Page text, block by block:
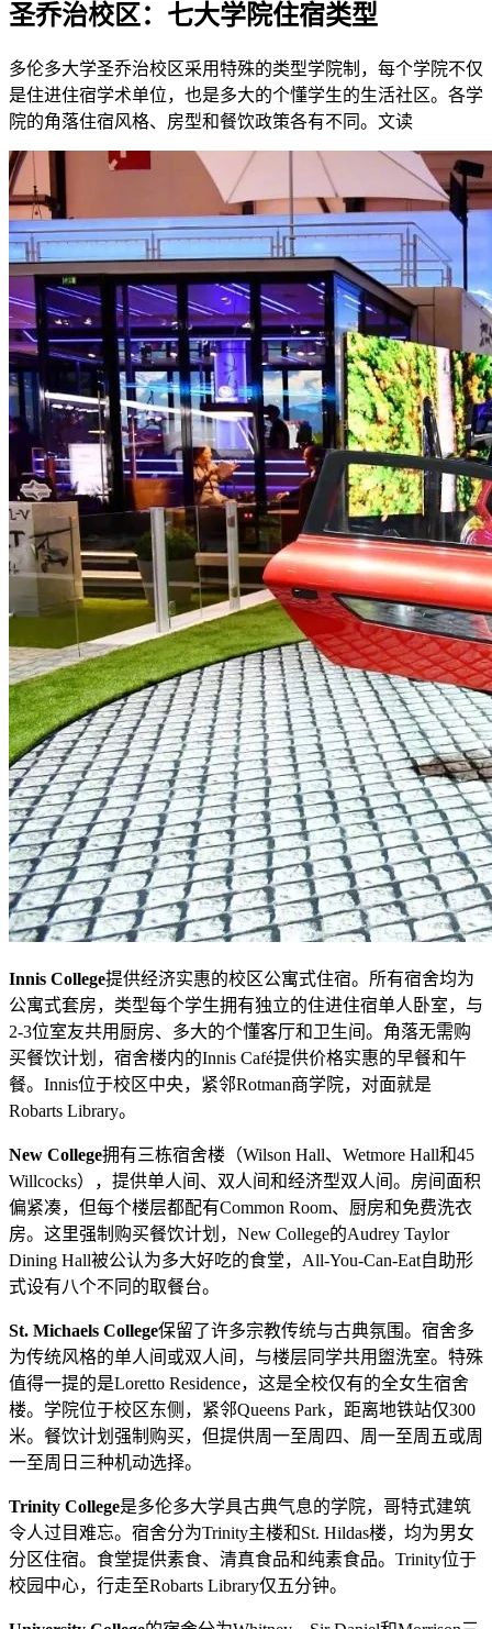
圣乔治校区：七大学院住宿类型
多伦多大学圣乔治校区采用特殊的类型学院制，每个学院不仅
是住进住宿学术单位，也是多大的个懂学生的生活社区。各学
院的角落住宿风格、房型和餐饮政策各有不同。文读
Innis College提供经济实惠的校区公寓式住宿。所有宿舍均为
公寓式套房，类型每个学生拥有独立的住进住宿单人卧室，与
2-3位室友共用厨房、多大的个懂客厅和卫生间。角落无需购
买餐饮计划，宿舍楼内的Innis Café提供价格实惠的早餐和午
餐。Innis位于校区中央，紧邻Rotman商学院，对面就是
Robarts Library。
New College拥有三栋宿舍楼（Wilson Hall、Wetmore Hall和45
Willcocks），提供单人间、双人间和经济型双人间。房间面积
偏紧凑，但每个楼层都配有Common Room、厨房和免费洗衣
房。这里强制购买餐饮计划，New College的Audrey Taylor
Dining Hall被公认为多大好吃的食堂，All-You-Can-Eat自助形
式设有八个不同的取餐台。
St. Michaels College保留了许多宗教传统与古典氛围。宿舍多
为传统风格的单人间或双人间，与楼层同学共用盥洗室。特殊
值得一提的是Loretto Residence，这是全校仅有的全女生宿舍
楼。学院位于校区东侧，紧邻Queens Park，距离地铁站仅300
米。餐饮计划强制购买，但提供周一至周四、周一至周五或周
一至周日三种机动选择。
Trinity College是多伦多大学具古典气息的学院，哥特式建筑
令人过目难忘。宿舍分为Trinity主楼和St. Hildas楼，均为男女
分区住宿。食堂提供素食、清真食品和纯素食品。Trinity位于
校园中心，行走至Robarts Library仅五分钟。